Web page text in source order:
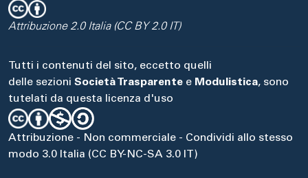
Attribuzione 2.0 Italia (CC BY 2.0 IT)
Tutti i contenuti del sito, eccetto quelli
delle sezioni Società Trasparente e Modulistica, sono
tutelati da questa licenza d'uso
Attribuzione - Non commerciale - Condividi allo stesso
modo 3.0 Italia (CC BY-NC-SA 3.0 IT)